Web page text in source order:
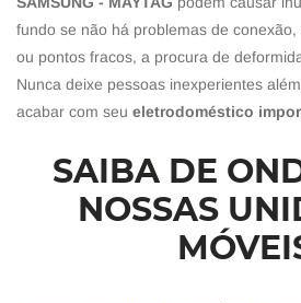
fundo se não há problemas de
ou pontos fracos, a procura de
Nunca deixe pessoas inexperientes
acabar com seu eletrodoméstico
SAIBA DE
NOSSAS